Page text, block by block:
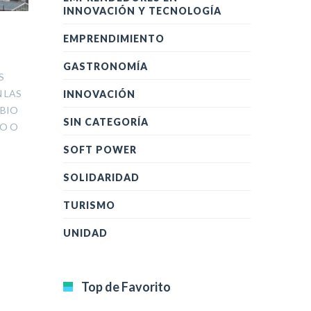
LAS
O
INNOVACIÓN Y TECNOLOGÍA
EMPRENDIMIENTO
GASTRONOMÍA
INNOVACIÓN
SIN CATEGORÍA
SOFT POWER
SOLIDARIDAD
TURISMO
UNIDAD
Top de Favorito